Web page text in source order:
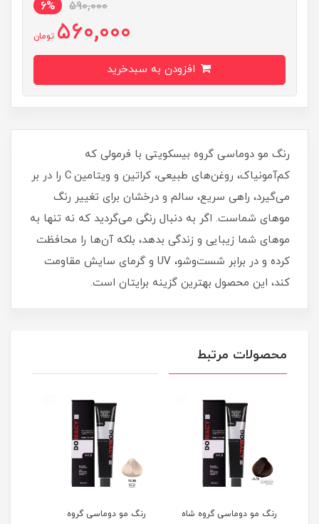
590,000
6%
560,000 تومان
رنگ مو دوماسی گروه بیسکویتی با فرمولی که
کم‌آمونیاک، روغن‌های طبیعی، کراتین و ویتامین C را در بر
می‌گیرد، راهی سریع، سالم و درخشان برای تغییر رنگ
موهای شماست. اگر به دنبال رنگی می‌گردید که نه تنها به
موهای شما زیبایی و زندگی بدهد، بلکه آن‌ها را محافظت
کرده و در برابر شست‌وشو، UV و گرمای سایش مقاومت
کند، این محصول بهترین گزینه برایتان است.
محصولات مرتبط
رنگ مو دوماسی گروه شاه
رنگ مو دوماسی گروه